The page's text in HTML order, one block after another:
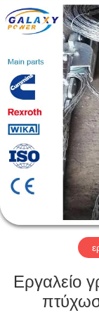
ΣΠΊΤΙ
ΣΧΕΤΙΚΆ
ΜΕ
ΕΜΆΣ
ΣΤΟ
power
industry
limited.
Εργαλείο